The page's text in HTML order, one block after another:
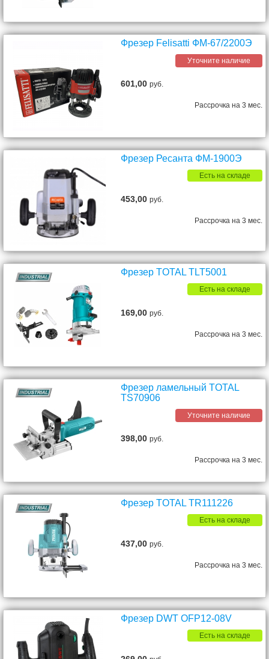
Фрезер Felisatti ФМ-67/2200Э
Уточните наличие
601,00руб.
Рассрочка на 3 мес.
Фрезер Ресанта ФМ-1900Э
Есть на складе
453,00руб.
Рассрочка на 3 мес.
Фрезер TOTAL TLT5001
Есть на складе
169,00руб.
Рассрочка на 3 мес.
Фрезер ламельный TOTAL
TS70906
Уточните наличие
398,00руб.
Рассрочка на 3 мес.
Фрезер TOTAL TR111226
Есть на складе
437,00руб.
Рассрочка на 3 мес.
Фрезер DWT OFP12-08V
Есть на складе